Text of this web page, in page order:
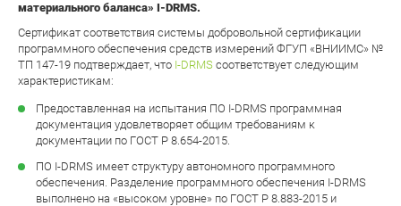
материального баланса» I-DRMS.
Сертификат соответствия системы добровольной сертификации
программного обеспечения средств измерений ФГУП «ВНИИМС» №
ТП 147-19 подтверждает, что I-DRMS соответствует следующим
характеристикам:
Предоставленная на испытания ПО I-DRMS программная
документация удовлетворяет общим требованиям к
документации по ГОСТ Р 8.654-2015.
ПО I-DRMS имеет структуру автономного программного
обеспечения. Разделение программного обеспечения I-DRMS
выполнено на «высоком уровне» по ГОСТ Р 8.883-2015 и